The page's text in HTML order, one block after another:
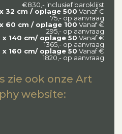
€830,- inclusief baroklijst
32 cm / oplage 500 Vanaf €
75,- op aanvraag
60 cm / oplage 100 Vanaf €
295,- op aanvraag
x 140 cm/ oplage 50 Vanaf €
1365,- op aanvraag
x 160 cm/ oplage 50 Vanaf €
1820,- op aanvraag
zie ook onze Art
website: